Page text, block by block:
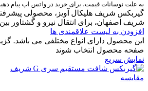
به علت نوسانات قیمت، برای خرید در واتس اپ پیام
گیربکس شریف هلیکال آویز، محصولی
شریف اصفهان، برای انتقال نیرو و گشتاور
افزودن به لیست علاقمندی ها
این محصول دارای انواع مختلفی می باشد.
صفحه محصول انتخاب شوند
نمایش سریع
مقایسه